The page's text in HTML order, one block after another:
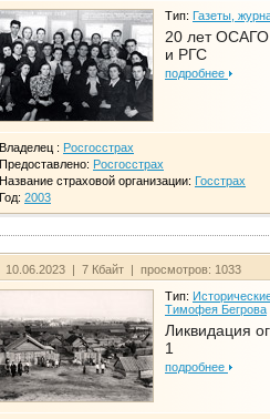
Тип: Газеты,
20 лет
и РГС
подробнее
Владелец : Росгосстрах
Предоставлено: Росгосстрах
Название страховой организации: Госстрах
Год: 2003
10.06.2023 | 7 Кбайт | просмотров: 1033
Тип:
Тимофея Бегрова
Ликвидация
1
подробнее